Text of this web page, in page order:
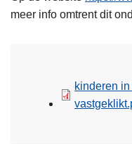
meer info omtrent dit
kinderen